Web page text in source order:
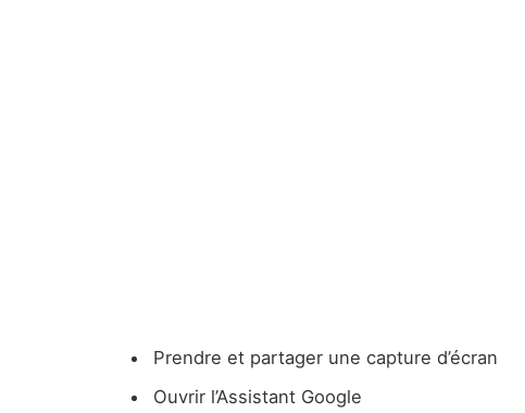
Prendre et partager une capture d’écran
Ouvrir l’Assistant Google